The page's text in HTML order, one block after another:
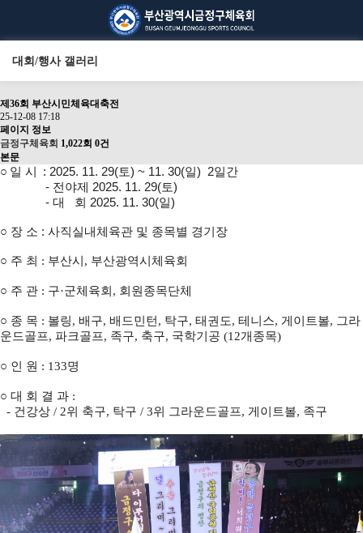
대회/행사 갤러리
제36회 부산시민체육대축전
25-12-08 17:18
페이지 정보
금정구체육회 1,022회 0건
본문
○ 일 시 : 2025. 11. 29(토) ~ 11. 30(일) 2일간
- 전야제 2025. 11. 29(토)
- 대 회 2025. 11. 30(일)
○ 장 소 : 사직실내체육관 및 종목별 경기장
○ 주 최 : 부산시, 부산광역시체육회
○ 주 관 : 구·군체육회, 회원종목단체
○ 종 목 : 볼링, 배구, 배드민턴, 탁구, 태권도, 테니스, 게이트볼, 그라
운드골프, 파크골프, 족구, 축구, 국학기공 (12개종목)
○ 인 원 : 133명
○ 대 회 결 과 :
- 건강상 / 2위 축구, 탁구 / 3위 그라운드골프, 게이트볼, 족구